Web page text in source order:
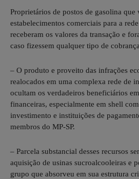
Proprietários de postos de gasolina que
estabelecimentos comerciais para a
receberam os valores da transação e
caso fizessem qualquer tipo de
– O produto e proveito das infrações
realocados em uma complexa rede de
ocultam os verdadeiros beneficiários
financeiras, especialmente em shell
investimento e instituições de
membros do MP-SP.
– Parcela substancial desses recursos
aquisição de usinas sucroalcooleiras e
grupo que absorveu em sua estrutura